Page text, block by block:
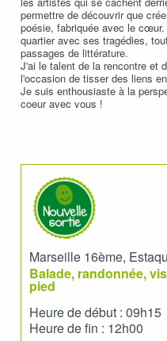
permettre de découvrir que
poésie, fabriquée avec le
quartier avec ses tragédies,
passages de littérature.
J'ai le talent de la rencontre et
l'occasion de tisser des liens
Je suis enthousiaste à la
coeur avec vous !
Marseille 16ème,
Balade, randonnée,
pied
Heure de début : 09h15
Heure de fin : 12h00